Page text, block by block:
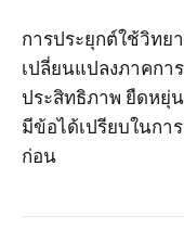
การประยุกต์ใช้วิทย
เปลี่ยนแปลงภาคกา
ประสิทธิภาพ ยืดหยุ่
มีข้อได้เปรียบในก
ก่อน